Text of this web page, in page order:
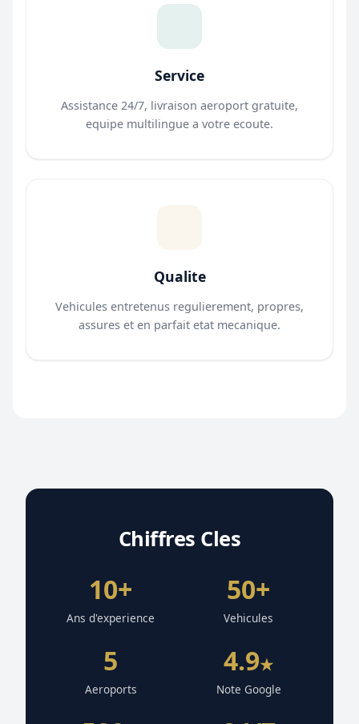
Service
Assistance 24/7, livraison aeroport gratuite,
equipe multilingue a votre ecoute.
Qualite
Vehicules entretenus regulierement, propres,
assures et en parfait etat mecanique.
Chiffres Cles
10+
Ans d'experience
50+
Vehicules
5
Aeroports
4.9★
Note Google